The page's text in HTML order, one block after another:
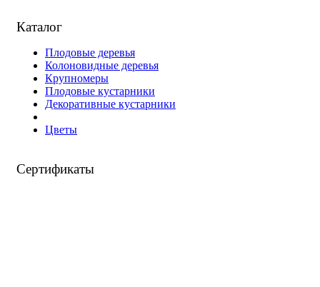
Каталог
Плодовые деревья
Колоновидные деревья
Крупномеры
Плодовые кустарники
Декоративные кустарники
Цветы
Сертификаты